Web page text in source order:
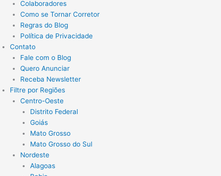
Colaboradores
Como se Tornar Corretor
Regras do Blog
Política de Privacidade
Contato
Fale com o Blog
Quero Anunciar
Receba Newsletter
Filtre por Regiões
Centro-Oeste
Distrito Federal
Goiás
Mato Grosso
Mato Grosso do Sul
Nordeste
Alagoas